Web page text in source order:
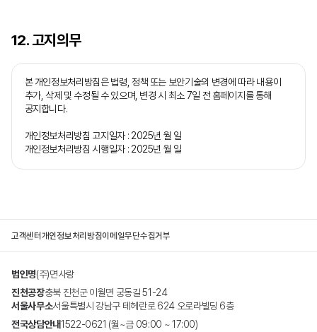
12. 고지의무
본 개인정보처리방침은 법령, 정책 또는 보안기술의 변경에 따라 내용이
추가, 삭제 및 수정될 수 있으며, 변경 시 최소 7일 전 홈페이지를 통해
공지합니다.
개인정보처리방침 고지일자 : 2025년 월 일
개인정보처리방침 시행일자 : 2025년 월 일
고객센터개인정보처리방침이메일무단수집거부
법인명(주)면사랑
진천공장충북 진천군 이월면 궁동길 51-24
서울사무소서울특별시 강남구 테헤란로 624 오로라빌딩 6층
전국상담안내1522-0621 (월~금 09:00 ~ 17:00)